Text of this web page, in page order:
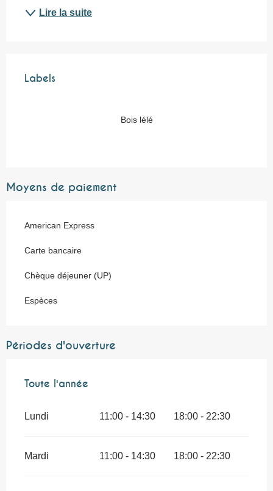
Lire la suite
Labels
Labels
Bois lélé
Moyens de paiement
American Express
Carte bancaire
Chèque déjeuner (UP)
Espèces
Périodes d'ouverture
Toute l'année
Toute l'année
Lundi 11:00 - 14:30 18:00 - 22:30
Mardi 11:00 - 14:30 18:00 - 22:30